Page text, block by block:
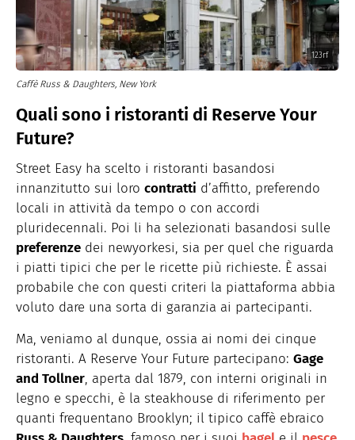
123rf
Caffè Russ & Daughters, New York
Quali sono i ristoranti di Reserve Your
Future?
Street Easy ha scelto i ristoranti basandosi
innanzitutto sui loro contratti d’affitto, preferendo
locali in attività da tempo o con accordi
pluridecennali. Poi li ha selezionati basandosi sulle
preferenze dei newyorkesi, sia per quel che riguarda
i piatti tipici che per le ricette più richieste. È assai
probabile che con questi criteri la piattaforma abbia
voluto dare una sorta di garanzia ai partecipanti.
Ma, veniamo al dunque, ossia ai nomi dei cinque
ristoranti. A Reserve Your Future partecipano: Gage
and Tollner, aperta dal 1879, con interni originali in
legno e specchi, è la steakhouse di riferimento per
quanti frequentano Brooklyn; il tipico caffè ebraico